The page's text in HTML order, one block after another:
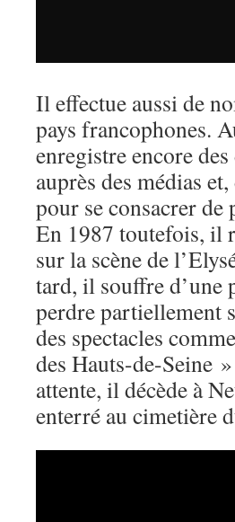
Il effectue aussi de
pays francophones.
enregistre encore
auprès des médias
pour se consacrer
En 1987 toutefois, il
sur la scène de
tard, il souffre d’une
perdre partiellement
des spectacles
des Hauts-de-Seine
attente, il décède à
enterré au cimetière